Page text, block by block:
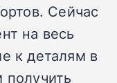
Сейчас
на весь
к деталям в